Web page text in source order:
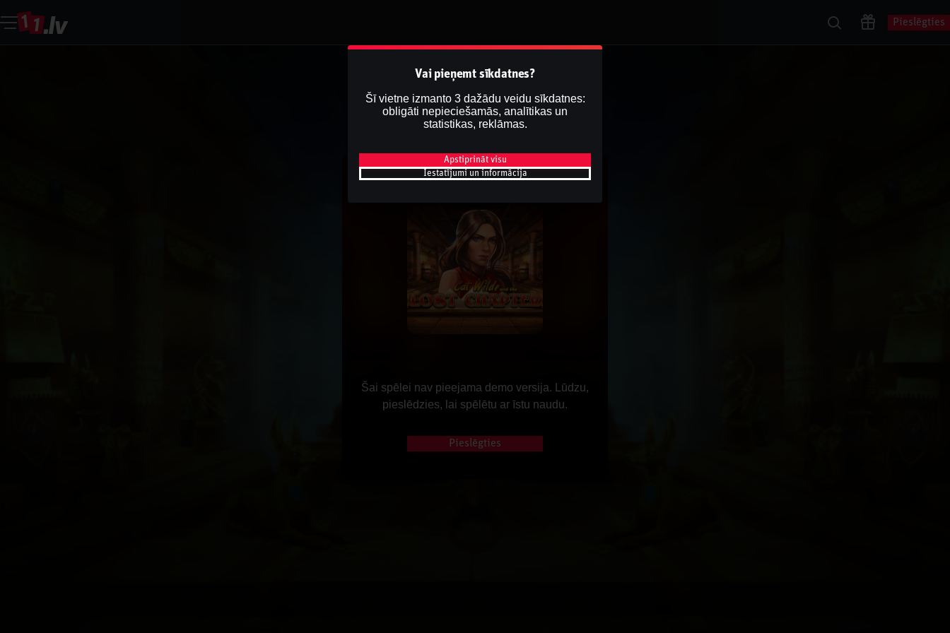
Pieslēgties
Šai spēlei nav pieejama demo versija. Lūdzu,
pieslēdzies, lai spēlētu ar īstu naudu.
Pieslēgties
Vai pieņemt sīkdatnes?
Šī vietne izmanto 3 dažādu veidu sīkdatnes:
obligāti nepieciešamās, analītikas un
statistikas, reklāmas.
Apstiprināt visu
Iestatījumi un informācija